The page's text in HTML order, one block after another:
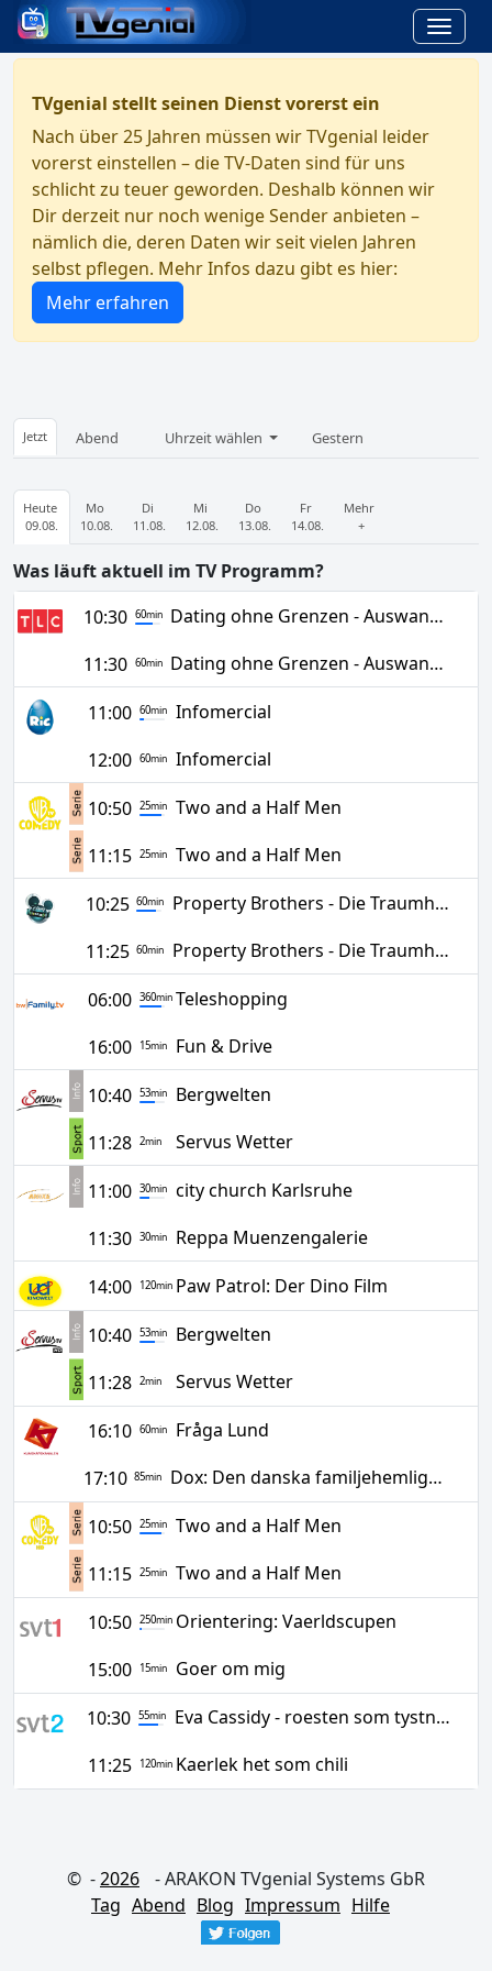
TVgenial stellt seinen Dienst vorerst ein
Nach über 25 Jahren müssen wir TVgenial leider
vorerst einstellen – die TV-Daten sind für uns
schlicht zu teuer geworden. Deshalb können wir
Dir derzeit nur noch wenige Sender anbieten –
nämlich die, deren Daten wir seit vielen Jahren
selbst pflegen. Mehr Infos dazu gibt es hier:
Mehr erfahren
Jetzt Abend Uhrzeit wählen Gestern
Heute
09.08.
Mo
10.08.
Di
11.08.
Mi
12.08.
Do
13.08.
Fr
14.08.
Mehr
+
Was läuft aktuell im TV Programm?
10:30 60min
Dating ohne Grenzen - Auswandern fuer die Liebe
11:30 60min Dating ohne Grenzen - Auswandern fuer die Liebe
11:00 60min
Infomercial
12:00 60min Infomercial
10:50 25min
Two and a Half Men
11:15 25min Two and a Half Men
10:25 60min
Property Brothers - Die Traumhaus-Profis
11:25 60min Property Brothers - Die Traumhaus-Profis
06:00 360min Teleshopping
16:00
15min Fun & Drive
10:40 53min
Bergwelten
11:28 2min Servus Wetter
11:00 30min
city church Karlsruhe
11:30 30min Reppa Muenzengalerie
14:00 120min Paw Patrol: Der Dino Film
10:40 53min
Bergwelten
11:28 2min Servus Wetter
16:10 60min
Fråga Lund
17:10 85min Dox: Den danska familjehemligheten - Testamentet
10:50 25min
Two and a Half Men
11:15 25min Two and a Half Men
10:50 250min Orientering: Vaerldscupen
15:00
15min Goer om mig
10:30 55min
Eva Cassidy - roesten som tystnade
11:25
120min Kaerlek het som chili
© -2026
- ARAKON TVgenial Systems GbR
Tag Abend Blog Impressum Hilfe